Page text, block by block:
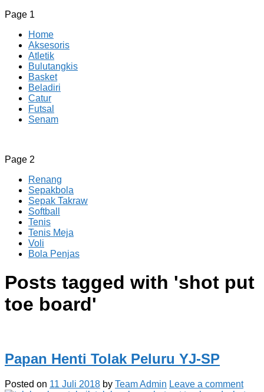
Page 1
Home
Aksesoris
Atletik
Bulutangkis
Basket
Beladiri
Catur
Futsal
Senam
CV JAYA BERSAMA Co Id
Menyediakan Semua Perlengkapan Olahraga Yang
Page 2
Renang
Sepakbola
Sepak Takraw
Softball
Tenis
Tenis Meja
Voli
Bola Penjas
Posts tagged with 'shot put
toe board'
Papan Henti Tolak Peluru YJ-SP
Posted on 11 Juli 2018 by Team Admin Leave a comment